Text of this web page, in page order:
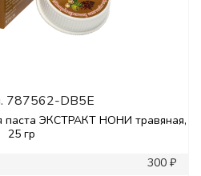
787562-DB5E
паста ЭКСТРАКТ НОНИ травяная,
25 гр
300 ₽